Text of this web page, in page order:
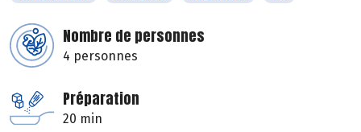
Nombre de personnes
4 personnes
Préparation
20 min